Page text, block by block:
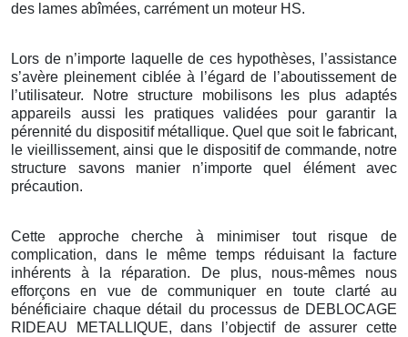
des lames abîmées, carrément un moteur HS.
Lors de n’importe laquelle de ces hypothèses, l’assistance
s’avère pleinement ciblée à l’égard de l’aboutissement de
l’utilisateur. Notre structure mobilisons les plus adaptés
appareils aussi les pratiques validées pour garantir la
pérennité du dispositif métallique. Quel que soit le fabricant,
le vieillissement, ainsi que le dispositif de commande, notre
structure savons manier n’importe quel élément avec
précaution.
Cette approche cherche à minimiser tout risque de
complication, dans le même temps réduisant la facture
inhérents à la réparation. De plus, nous-mêmes nous
efforçons en vue de communiquer en toute clarté au
bénéficiaire chaque détail du processus de DEBLOCAGE
RIDEAU METALLIQUE, dans l’objectif de assurer cette